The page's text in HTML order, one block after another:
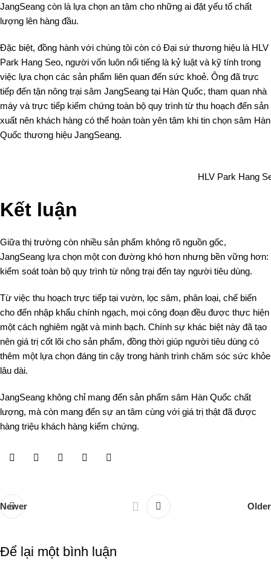
JangSeang còn là lựa chọn an tâm cho những ai đặt yếu tố chất
lượng lên hàng đầu.
Đặc biệt, đồng hành với chúng tôi còn có Đại sứ thương hiệu là HLV
Park Hang Seo, người vốn luôn nổi tiếng là kỷ luật và kỹ tính trong
việc lựa chọn các sản phẩm liên quan đến sức khoẻ. Ông đã trực
tiếp đến tận nông trại sâm JangSeang tại Hàn Quốc, tham quan nhà
máy và trực tiếp kiểm chứng toàn bộ quy trình từ thu hoạch đến sản
xuất nên khách hàng có thể hoàn toàn yên tâm khi tin chọn sâm Hàn
Quốc thương hiệu JangSeang.
HLV Park Hang
Kết luận
Giữa thị trường còn nhiều sản phẩm không rõ nguồn gốc,
JangSeang lựa chọn một con đường khó hơn nhưng bền vững hơn:
kiểm soát toàn bộ quy trình từ nông trại đến tay người tiêu dùng.
Từ việc thu hoạch trực tiếp tại vườn, lọc sâm, phân loại, chế biến
cho đến nhập khẩu chính ngạch, mọi công đoạn đều được thực hiện
một cách nghiêm ngặt và minh bạch. Chính sự khác biệt này đã tạo
nên giá trị cốt lõi cho sản phẩm, đồng thời giúp người tiêu dùng có
thêm một lựa chọn đáng tin cậy trong hành trình chăm sóc sức khỏe
lâu dài.
JangSeang không chỉ mang đến sản phẩm sâm Hàn Quốc chất
lượng, mà còn mang đến sự an tâm cùng với giá trị thật đã được
hàng triệu khách hàng kiểm chứng.
Newer Older
Để lại một bình luận